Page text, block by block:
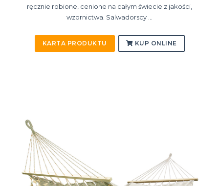
ręcznie robione, cenione na całym świecie z jakości,
wzornictwa. Salwadorscy ...
KARTA PRODUKTU KUP ONLINE